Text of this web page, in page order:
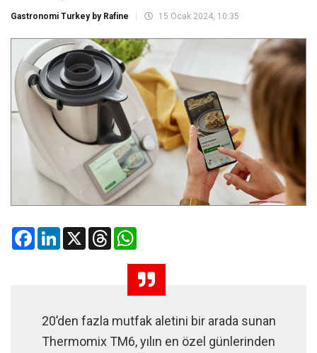
Gastronomi Turkey by Rafine 15 Ocak 2024, 10:35
FacebookLinkedIn
X Threads
20’den fazla mutfak aletini bir arada sunan
Thermomix TM6, yılın en özel günlerinden